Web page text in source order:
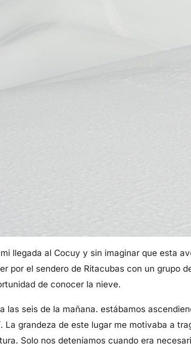
llegada al Cocuy y sin imaginar que esta
por el sendero de Ritacubas con un grupo
de conocer la nieve.
las seis de la mañana. estábamos
La grandeza de este lugar me motivaba a
Solo nos deteníamos cuando era